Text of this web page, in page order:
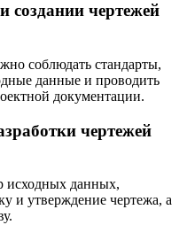
создании чертежей
соблюдать стандарты,
данные и проводить
документации.
чертежей
исходных данных,
и утверждение чертежа, а